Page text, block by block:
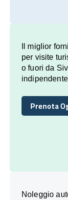
Il miglior
per visite
o fuori da
Prenota
Prenota
Noleggio